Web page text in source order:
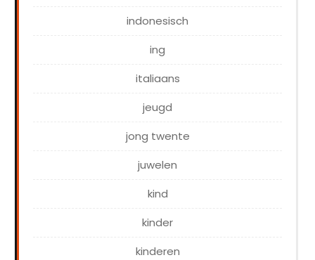
indonesisch
ing
italiaans
jeugd
jong twente
juwelen
kind
kinder
kinderen